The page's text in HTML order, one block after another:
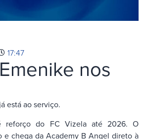
17:47
nos
já está ao serviço.
reforço do FC Vizela até 2026. O
e chega da Academy B Angel direto à